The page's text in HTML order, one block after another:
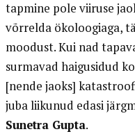
tapmine pole viiruse
võrrelda ökoloogiaga,
moodust. Kui nad
surmavad haigusidud
[nende jaoks]
juba liikunud edasi
Sunetra Gupta.